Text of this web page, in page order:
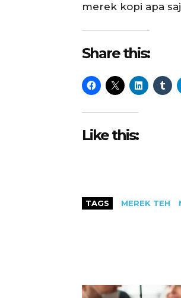
merek kopi apa
Share this:
Like this:
TAGS MEREK TEH